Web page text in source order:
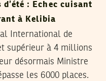
: Echec cuisant
à Kelibia
International de
supérieur à 4 millions
désormais Ministre
les 6000 places.